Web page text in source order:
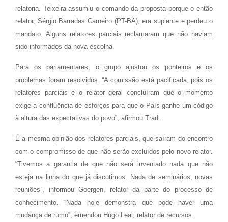
relatoria. Teixeira assumiu o comando da proposta porque o então
relator, Sérgio Barradas Carneiro (PT-BA), era suplente e perdeu o
mandato. Alguns relatores parciais reclamaram que não haviam
sido informados da nova escolha.
Para os parlamentares, o grupo ajustou os ponteiros e os
problemas foram resolvidos. “A comissão está pacificada, pois os
relatores parciais e o relator geral concluíram que o momento
exige a confluência de esforços para que o País ganhe um código
à altura das expectativas do povo”, afirmou Trad.
É a mesma opinião dos relatores parciais, que saíram do encontro
com o compromisso de que não serão excluídos pelo novo relator.
“Tivemos a garantia de que não será inventado nada que não
esteja na linha do que já discutimos. Nada de seminários, novas
reuniões”, informou Goergen, relator da parte do processo de
conhecimento. “Nada hoje demonstra que pode haver uma
mudança de rumo”, emendou Hugo Leal, relator de recursos.